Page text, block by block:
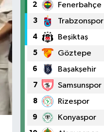
2 Fenerbahçe
3 Trabzonspor
4 Beşiktaş
5 Göztepe
6 Başakşehir
7 Samsunspor
8 Rizespor
9 Konyaspor